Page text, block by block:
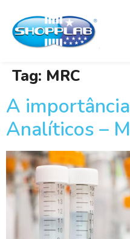
Tag: MRC
A
Analíticos –